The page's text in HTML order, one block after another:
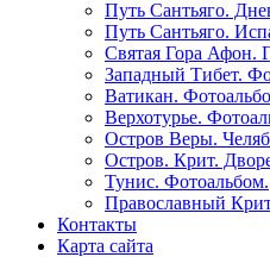
Путь Сантьяго.
Путь Сантьяго.
Святая Гора Афон.
Западный Тибет.
Ватикан.
Верхотурье.
Остров Веры.
Остров. Крит.
Тунис. Фотоальбом.
Православный
Контакты
Карта сайта